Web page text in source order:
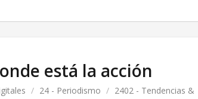
está la acción
/ 24 - Periodismo / 2402 - Tendencias &